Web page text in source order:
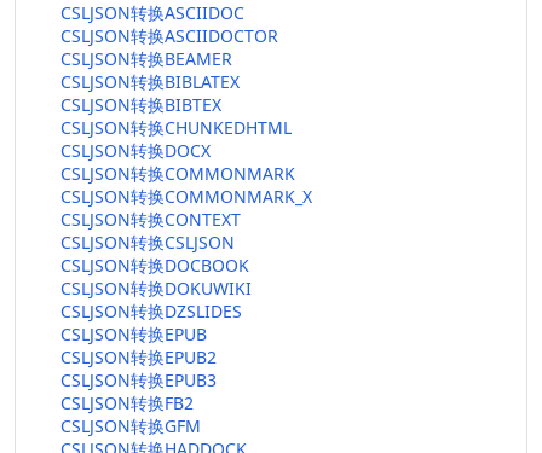
CSLJSON转换ASCIIDOC
CSLJSON转换ASCIIDOCTOR
CSLJSON转换BEAMER
CSLJSON转换BIBLATEX
CSLJSON转换BIBTEX
CSLJSON转换CHUNKEDHTML
CSLJSON转换DOCX
CSLJSON转换COMMONMARK
CSLJSON转换COMMONMARK_X
CSLJSON转换CONTEXT
CSLJSON转换CSLJSON
CSLJSON转换DOCBOOK
CSLJSON转换DOKUWIKI
CSLJSON转换DZSLIDES
CSLJSON转换EPUB
CSLJSON转换EPUB2
CSLJSON转换EPUB3
CSLJSON转换FB2
CSLJSON转换GFM